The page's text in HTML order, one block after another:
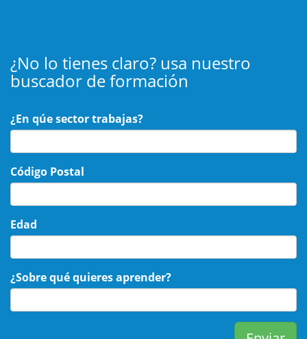
¿No lo tienes claro? usa nuestro
buscador de formación
¿En qúe sector trabajas?
Código Postal
Edad
¿Sobre qué quieres aprender?